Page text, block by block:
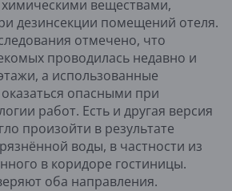
химическими веществами,
дезинсекции помещений отеля.
отмечено, что
проводилась недавно и
а использованные
опасными при
работ. Есть и другая версия
произойти в результате
воды, в частности из
в коридоре гостиницы.
оба направления.